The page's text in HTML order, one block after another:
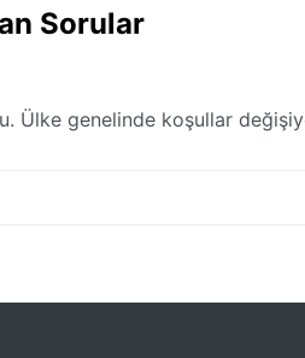
Sorular
Ülke genelinde koşullar